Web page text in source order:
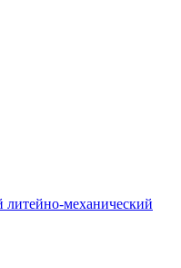
механический